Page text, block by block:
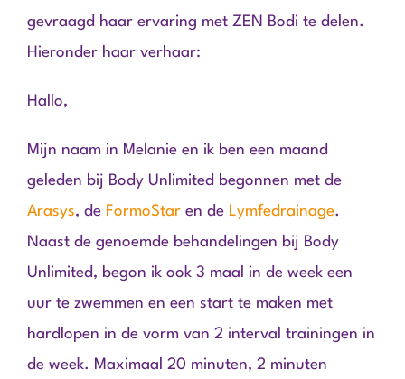
gevraagd haar ervaring met ZEN Bodi te delen.
Hieronder haar verhaar:
Hallo,
Mijn naam in Melanie en ik ben een maand
geleden bij Body Unlimited begonnen met de
Arasys, de FormoStaren de Lymfedrainage.
Naast de genoemde behandelingen bij Body
Unlimited, begon ik ook 3 maal in de week een
uur te zwemmen en een start te maken met
hardlopen in de vorm van 2 interval trainingen in
de week. Maximaal 20 minuten, 2 minuten